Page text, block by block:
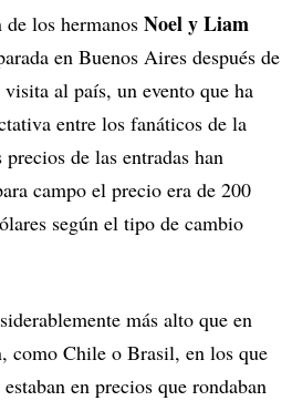
los hermanos Noel y Liam
en Buenos Aires después de
al país, un evento que ha
entre los fanáticos de la
de las entradas han
campo el precio era de 200
según el tipo de cambio
más alto que en
como Chile o Brasil, en los que
en precios que rondaban